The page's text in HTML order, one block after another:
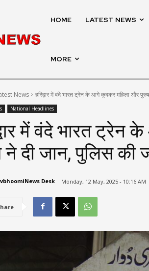
HOME LATEST NEWS
MORE
News हरिद्वार में वंदे भारत ट्रेन के आगे कूदकर महिला और
National Headlines
में वंदे भारत
दी जान, पुलिस की
Desk Monday, 12 May, 2025 - 10:16 AM